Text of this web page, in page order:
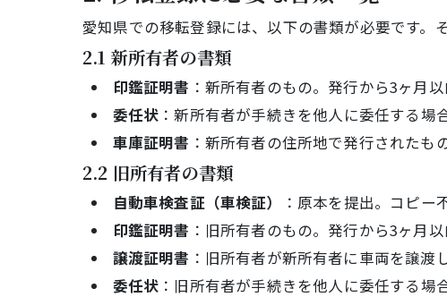
愛知県での移転登録には、以下の書類が必要です。
2.1 新所有者の書類
印鑑証明書 ：新所有者のもの。発行から3ヶ月
委任状 ：新所有者が手続きを他人に委任する場
車庫証明書 ：新所有者の住所地で発行されたも
2.2 旧所有者の書類
自動車検査証（車検証）
：原本を提出。コピー
印鑑証明書 ：旧所有者のもの。発行から3ヶ月以
譲渡証明書 ：旧所有者が新所有者に車両を譲渡
委任状 ：旧所有者が手続きを他人に委任する場